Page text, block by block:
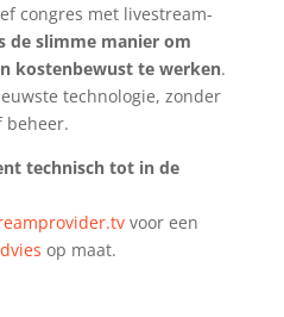
congres met livestream-
de slimme manier om
kostenbewust te werken.
technologie, zonder
beheer.
technisch tot in de
voor een
op maat.